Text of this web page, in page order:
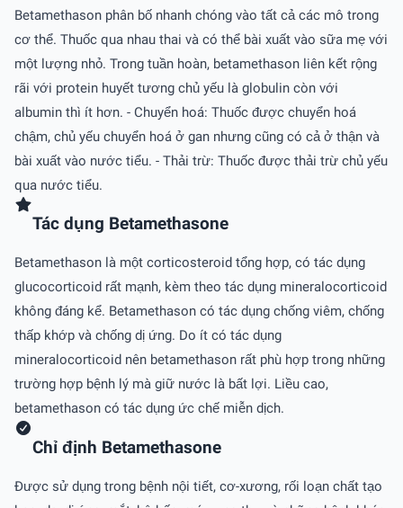
Betamethason phân bố nhanh chóng vào tất cả các mô trong
cơ thể. Thuốc qua nhau thai và có thể bài xuất vào sữa mẹ với
một lượng nhỏ. Trong tuần hoàn, betamethason liên kết rộng
rãi với protein huyết tương chủ yếu là globulin còn với
albumin thì ít hơn. - Chuyển hoá: Thuốc được chuyển hoá
chậm, chủ yếu chuyển hoá ở gan nhưng cũng có cả ở thận và
bài xuất vào nước tiểu. - Thải trừ: Thuốc được thải trừ chủ yếu
qua nước tiểu.
Tác dụng Betamethasone
Betamethason là một corticosteroid tổng hợp, có tác dụng
glucocorticoid rất mạnh, kèm theo tác dụng mineralocorticoid
không đáng kể. Betamethason có tác dụng chống viêm, chống
thấp khớp và chống dị ứng. Do ít có tác dụng
mineralocorticoid nên betamethason rất phù hợp trong những
trường hợp bệnh lý mà giữ nước là bất lợi. Liều cao,
betamethason có tác dụng ức chế miễn dịch.
Chỉ định Betamethasone
Ðược sử dụng trong bệnh nội tiết, cơ-xương, rối loạn chất tạo